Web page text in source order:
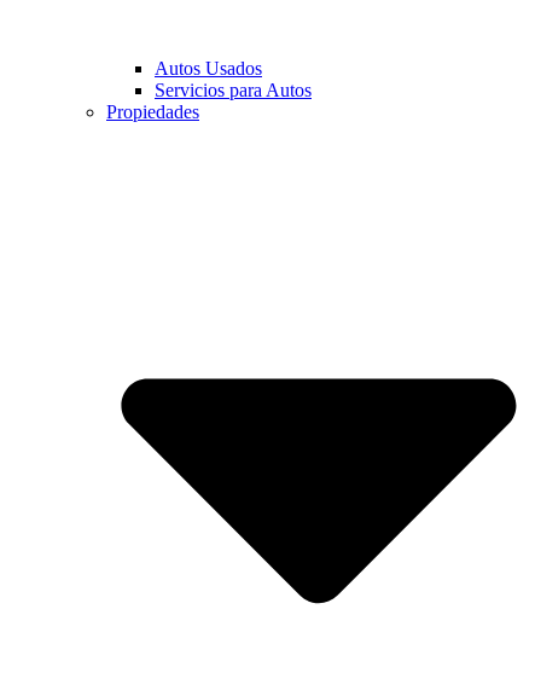
Autos Usados
Servicios para Autos
Propiedades